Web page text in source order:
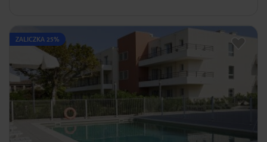
ZALICZKA 25%